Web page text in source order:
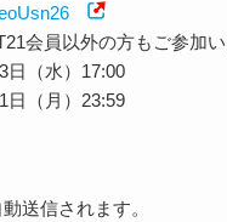
会員以外の方もご参加い
日（水）17:00
日（月）23:59
送信されます。